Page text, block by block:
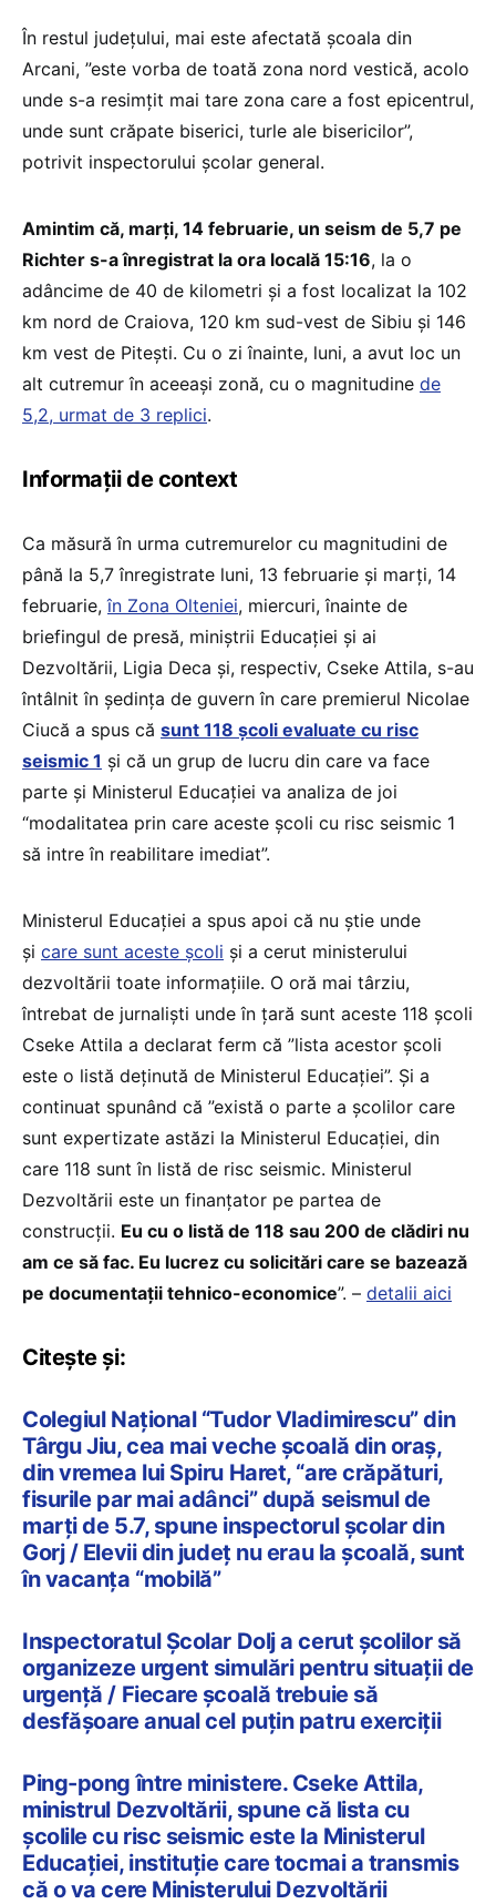
În restul județului, mai este afectată școala din
Arcani, ”este vorba de toată zona nord vestică, acolo
unde s-a resimțit mai tare zona care a fost epicentrul,
unde sunt crăpate biserici, turle ale bisericilor”,
potrivit inspectorului școlar general.
Amintim că, marți, 14 februarie, un seism de 5,7 pe
Richter s-a înregistrat la ora locală 15:16, la o
adâncime de 40 de kilometri şi a fost localizat la 102
km nord de Craiova, 120 km sud-vest de Sibiu şi 146
km vest de Piteşti. Cu o zi înainte, luni, a avut loc un
alt cutremur în aceeași zonă, cu o magnitudine de
5,2, urmat de 3 replici.
Informații de context
Ca măsură în urma cutremurelor cu magnitudini de
până la 5,7 înregistrate luni, 13 februarie și marți, 14
februarie,în Zona Olteniei, miercuri, înainte de
briefingul de presă, miniștrii Educației și ai
Dezvoltării, Ligia Deca și, respectiv, Cseke Attila, s-au
întâlnit în ședința de guvern în care premierul Nicolae
Ciucă a spus că sunt 118 școli evaluate cu risc
seismic 1 și că un grup de lucru din care va face
parte și Ministerul Educației va analiza de joi
“modalitatea prin care aceste școli cu risc seismic 1
să intre în reabilitare imediat”.
Ministerul Educației a spus apoi că nu știe unde
și care sunt aceste școli și a cerut ministerului
dezvoltării toate informațiile. O oră mai târziu,
întrebat de jurnaliști unde în țară sunt aceste 118 școli
Cseke Attila a declarat ferm că ”lista acestor școli
este o listă deținută de Ministerul Educației”. Și a
continuat spunând că ”există o parte a școlilor care
sunt expertizate astăzi la Ministerul Educației, din
care 118 sunt în listă de risc seismic. Ministerul
Dezvoltării este un finanțator pe partea de
construcții. Eu cu o listă de 118 sau 200 de clădiri nu
am ce să fac. Eu lucrez cu solicitări care se bazează
pe documentații tehnico-economice”. – detalii aici
Citește și:
Colegiul Național “Tudor Vladimirescu” din
Târgu Jiu, cea mai veche școală din oraș,
din vremea lui Spiru Haret, “are crăpături,
fisurile par mai adânci” după seismul de
marți de 5.7, spune inspectorul școlar din
Gorj / Elevii din județ nu erau la școală, sunt
în vacanța “mobilă”
Inspectoratul Școlar Dolj a cerut şcolilor să
organizeze urgent simulări pentru situaţii de
urgenţă / Fiecare școală trebuie să
desfăşoare anual cel puţin patru exerciții
Ping-pong între ministere. Cseke Attila,
ministrul Dezvoltării, spune că lista cu
școlile cu risc seismic este la Ministerul
Educației, instituție care tocmai a transmis
că o va cere Ministerului Dezvoltării